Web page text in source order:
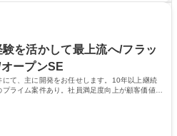
ップ/転勤無
できるだけこだわり受注。 ★ITSSを
入しています。 ★オラクルとの技術面
がなく、関西でじっくりと働いて頂け
験を活かして最上流へ/フラッ
ープンSE
て、主に開発をお任せします。10年以上継続
ライム案件あり。社員満足度向上が顧客価値拡
。